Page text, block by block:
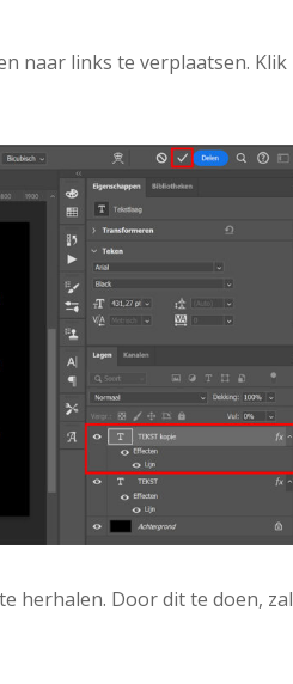
naar links te verplaatsen. Klik
herhalen. Door dit te doen, zal